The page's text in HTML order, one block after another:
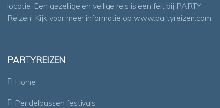
locatie. Een gezellige en veilige reis is een feit bij PARTY
Reizen! Kijk voor meer informatie op www.partyreizen.com
PARTYREIZEN
Home
Pendelbussen festivals